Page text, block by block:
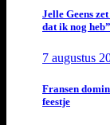
Jelle Geens
dat ik nog heb”
7 augustus
Fransen
feestje